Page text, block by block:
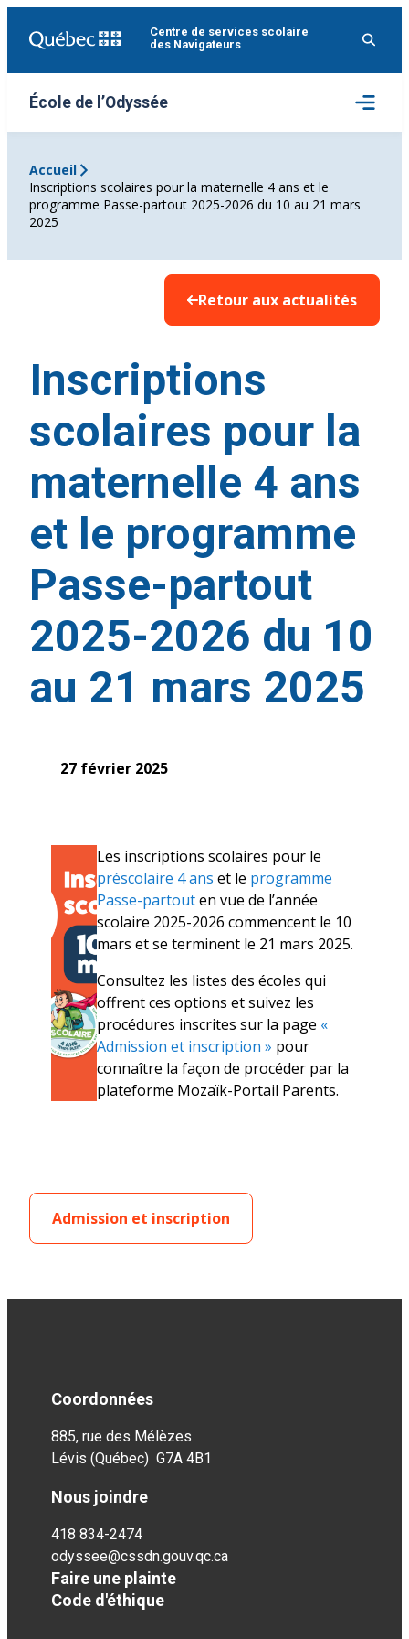
Centre de services scolaire
des Navigateurs
École de l’Odyssée
Ouvrir
le
menu
Accueil
Inscriptions scolaires pour la maternelle 4 ans et le
programme Passe-partout 2025-2026 du 10 au 21 mars
2025
Retour aux actualités
Inscriptions
scolaires pour la
maternelle 4 ans
et le programme
Passe-partout
2025-2026 du 10
au 21 mars 2025
27 février 2025
Les inscriptions scolaires pour le
préscolaire 4 ans et le programme
Passe-partouten vue de l’année
scolaire 2025-2026 commencent le 10
mars et se terminent le 21 mars 2025.
Consultez les listes des écoles qui
offrent ces options et suivez les
procédures inscrites sur la page «
Admission et inscription » pour
connaître la façon de procéder par la
plateforme Mozaïk-Portail Parents.
Admission et inscription
Coordonnées
885, rue des Mélèzes
Lévis (Québec) G7A 4B1
Nous joindre
418 834-2474
odyssee@cssdn.gouv.qc.ca
Faire une plainte
Code d'éthique